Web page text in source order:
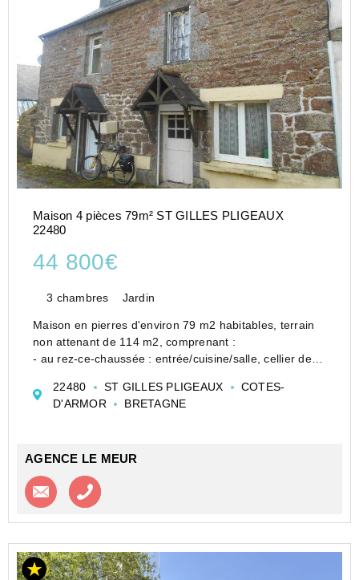
Maison 4 pièces 79m² ST GILLES PLIGEAUX
22480
44 800€
3 chambres Jardin
Maison en pierres d'environ 79 m2 habitables, terrain
non attenant de 114 m2, comprenant :
- au rez-ce-chaussée : entrée/cuisine/salle, cellier de
- à l'étage : palier, 3 chambres dont une avec r...
22480 ST GILLES PLIGEAUX
COTES-
D'ARMOR
BRETAGNE
AGENCE LE MEUR
Contacter l'agence